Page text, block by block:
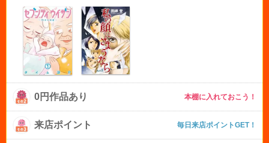
0円作品あり 本棚に入れておこう！
来店ポイント 毎日来店ポイントGET！